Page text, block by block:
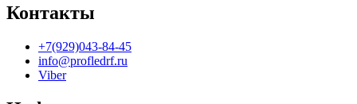
Контакты
+7(929)043-84-45
info@profledrf.ru
Viber